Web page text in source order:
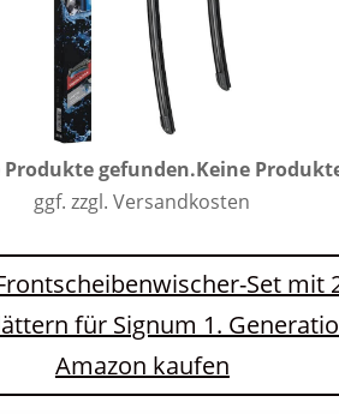
Produkte gefunden.Keine
ggf. zzgl. Versandkosten
Set mit
für Signum 1.
Amazon kaufen